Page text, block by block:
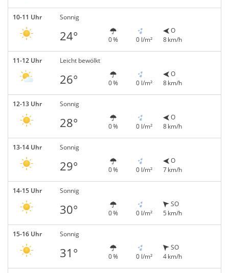
10-11 Uhr Sonnig
24° 0 % 0 l/m²
O
8 km/h
11-12 Uhr Leicht bewölkt
26° 0 % 0 l/m²
O
8 km/h
12-13 Uhr Sonnig
28° 0 % 0 l/m²
O
8 km/h
13-14 Uhr Sonnig
29° 0 % 0 l/m²
O
7 km/h
14-15 Uhr Sonnig
30° 0 % 0 l/m²
SO
5 km/h
15-16 Uhr Sonnig
31° 0 % 0 l/m²
SO
4 km/h